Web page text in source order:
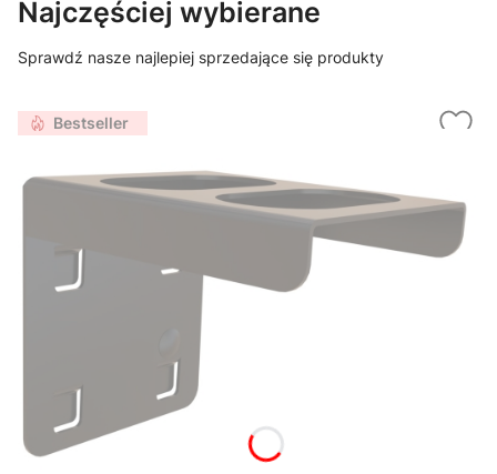
Najczęściej wybierane
Sprawdź nasze najlepiej sprzedające się produkty
Bestseller